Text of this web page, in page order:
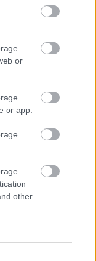
or
or app.
other
liela
“Swedbank”
jo vecāki
no kuriem
bet
izkrāpis
eiro
“naudas mūli”,